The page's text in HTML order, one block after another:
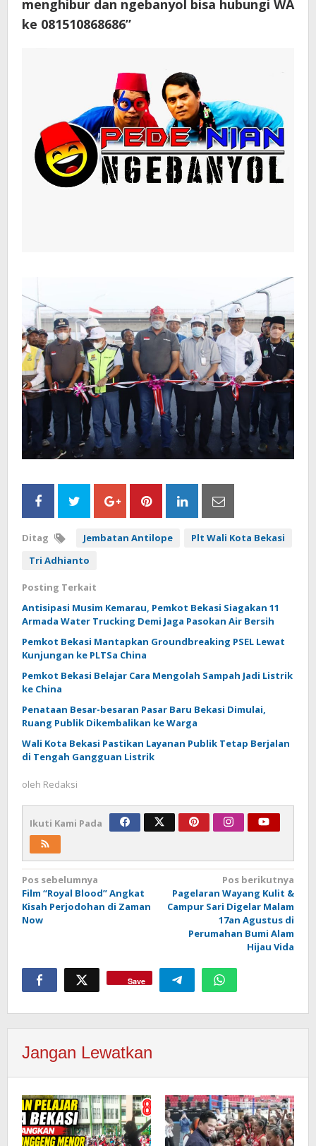
menghibur dan ngebanyol bisa hubungi WA
ke 081510868686”
Ditag Jembatan Antilope
Plt Wali Kota Bekasi
Tri Adhianto
Posting Terkait
Antisipasi Musim Kemarau, Pemkot Bekasi Siagakan 11
Armada Water Trucking Demi Jaga Pasokan Air Bersih
Pemkot Bekasi Mantapkan Groundbreaking PSEL Lewat
Kunjungan ke PLTSa China
Pemkot Bekasi Belajar Cara Mengolah Sampah Jadi Listrik
ke China
Penataan Besar-besaran Pasar Baru Bekasi Dimulai,
Ruang Publik Dikembalikan ke Warga
Wali Kota Bekasi Pastikan Layanan Publik Tetap Berjalan
di Tengah Gangguan Listrik
oleh Redaksi
Ikuti Kami Pada
Navigasi
pos
Pos sebelumnya
Film “Royal Blood” Angkat
Kisah Perjodohan di Zaman
Now
Pos berikutnya
Pagelaran Wayang Kulit &
Campur Sari Digelar Malam
17an Agustus di
Perumahan Bumi Alam
Hijau Vida
Save
Jangan Lewatkan